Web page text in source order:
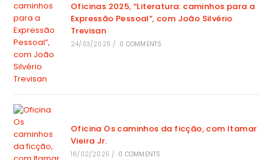
Oficinas 2025, “Literatura: caminhos para a
Expressão Pessoal”, com João Silvério
Trevisan
24/03/2025 / 0 COMMENTS
Oficina Os caminhos da ficção, com Itamar
Vieira Jr.
18/02/2025 / 0 COMMENTS